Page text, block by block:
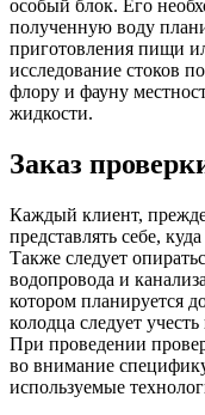
особый блок. Его
полученную воду
приготовления пищи
исследование стоков
флору и фауну
жидкости.
Заказ
Каждый клиент,
представлять себе,
Также следует
водопровода и
котором планируется
колодца следует
При проведении
во внимание
используемые